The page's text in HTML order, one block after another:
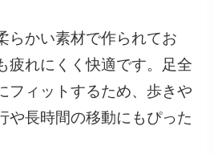
らかい素材で作られてお
疲れにくく快適です。足全
フィットするため、歩きや
や長時間の移動にもぴった